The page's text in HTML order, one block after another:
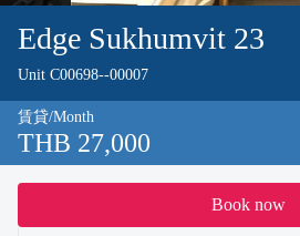
Edge Sukhumvit 23
Unit C00698--00007
賃貸/Month
THB 27,000
Book now